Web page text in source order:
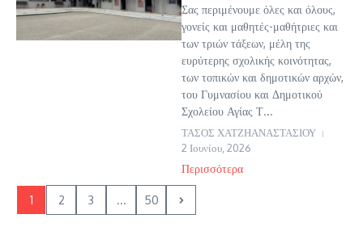
Σας περιμένουμε όλες και όλους,
γονείς και μαθητές-μαθήτριες και
των τριών τάξεων, μέλη της
ευρύτερης σχολικής κοινότητας,
των τοπικών και δημοτικών αρχών,
του Γυμνασίου και Δημοτικού
Σχολείου Αγίας Τ...
ΤΑΣΟΣ ΧΑΤΖΗΑΝΑΣΤΑΣΙΟΥ
2 Ιουνίου, 2026
Περισσότερα
1 2 3 ... 50